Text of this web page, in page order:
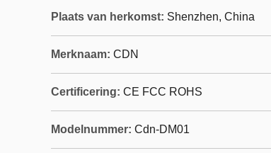
Plaats van herkomst: Shenzhen, China
Merknaam: CDN
Certificering: CE FCC ROHS
Modelnummer: Cdn-DM01